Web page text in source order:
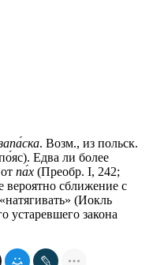
. Возм., из польск.
Едва ли более
па́х (Преобр. I, 242;
сближение с
«натягивать» (Иокль
устаревшего закона